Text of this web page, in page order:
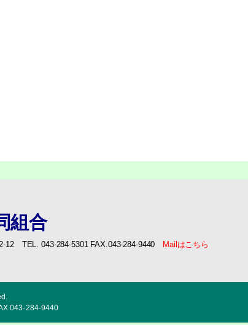
組合
12 TEL. 043-284-5301 FAX.043-284-9440 Mailはこちら
043-284-9440